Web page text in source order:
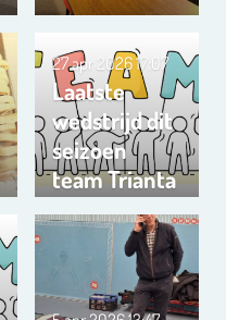
Laatste
wedstrijd dit
seizoen
team Trianta
01
27 apr 202617:07